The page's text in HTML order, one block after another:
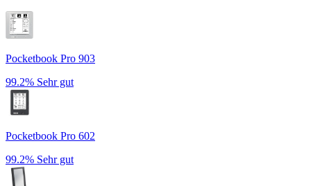
Pocketbook Pro 903
99.2% Sehr gut
Pocketbook Pro 602
99.2% Sehr gut